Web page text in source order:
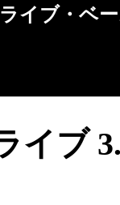
イブ・ベ
イブ